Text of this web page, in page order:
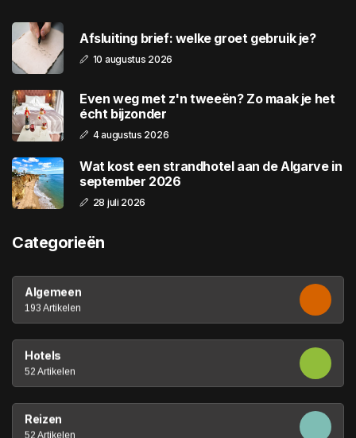
Afsluiting brief: welke groet gebruik je?
10 augustus 2026
Even weg met z'n tweeën? Zo maak je het
écht bijzonder
4 augustus 2026
Wat kost een strandhotel aan de Algarve in
september 2026
28 juli 2026
Categorieën
Algemeen
193 Artikelen
Hotels
52 Artikelen
Reizen
52 Artikelen